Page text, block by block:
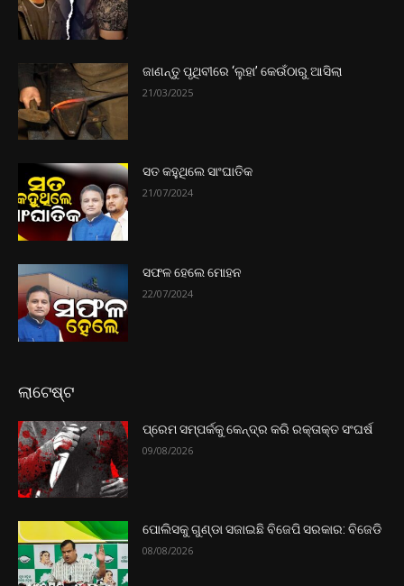
ଜାଣନ୍ତୁ ପୃଥିବୀରେ ‘ଲୁହା’ କେଉଁଠାରୁ ଆସିଲା
21/03/2025
ସତ କହୁଥିଲେ ସାଂଘାତିକ
21/07/2024
ସଫଳ ହେଲେ ମୋହନ
22/07/2024
ଲାଟେଷ୍ଟ
ପ୍ରେମ ସମ୍ପର୍କକୁ କେନ୍ଦ୍ର କରି ରକ୍ତାକ୍ତ ସଂଘର୍ଷ
09/08/2026
ପୋଲିସକୁ ଗୁଣ୍ଡା ସଜାଇଛି ବିଜେପି ସରକାର: ବିଜେଡି
08/08/2026